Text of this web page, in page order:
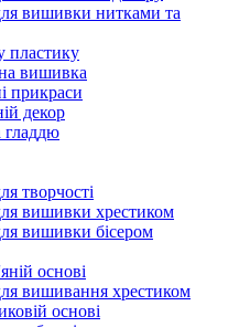
вишивки нитками та
пластику
вишивка
прикраси
декор
творчості
вишивки хрестиком
вишивки бісером
основі
вишивання хрестиком
основі